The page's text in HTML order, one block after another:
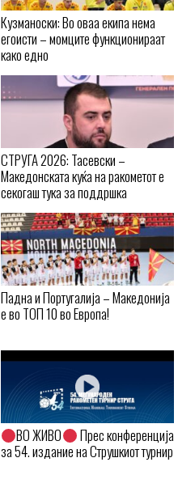
Кузманоски: Во оваа екипа нема
егоисти – момците функционираат
како едно
СТРУГА 2026: Тасевски –
Македонската куќа на ракометот е
секогаш тука за поддршка
Падна и Португалија – Македонија
е во ТОП 10 во Европа!
ВО ЖИВО
Прес конференција
за 54. издание на Струшкиот турнир